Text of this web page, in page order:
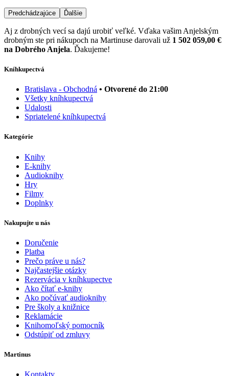
Predchádzajúce Ďalšie
Aj z drobných vecí sa dajú urobiť veľké. Vďaka vašim Anjelským
drobným ste pri nákupoch na Martinuse darovali už 1 502 059,00 €
na Dobrého Anjela. Ďakujeme!
Kníhkupectvá
Bratislava - Obchodná • Otvorené do 21:00
Všetky kníhkupectvá
Udalosti
Spriatelené kníhkupectvá
Kategórie
Knihy
E-knihy
Audioknihy
Hry
Filmy
Doplnky
Nakupujte u nás
Doručenie
Platba
Prečo práve u nás?
Najčastejšie otázky
Rezervácia v kníhkupectve
Ako čítať e-knihy
Ako počúvať audioknihy
Pre školy a knižnice
Reklamácie
Knihomoľský pomocník
Odstúpiť od zmluvy
Martinus